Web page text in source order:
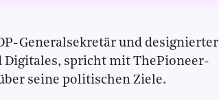
Generalsekretär und designierter
spricht mit ThePioneer-
seine politischen Ziele.